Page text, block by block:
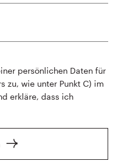
persönlichen Daten für
zu, wie unter Punkt C) im
erkläre, dass ich